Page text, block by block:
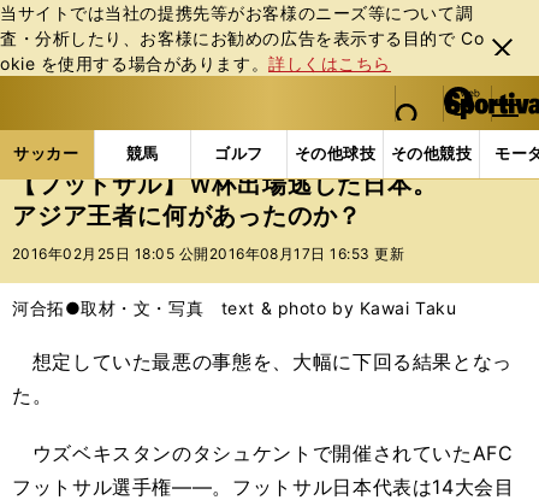
当サイトでは当社の提携先等がお客様のニーズ等について調
査・分析したり、お客様にお勧めの広告を表⽰する⽬的で Co
okie を使⽤する場合があります。詳しくはこちら
閉じ
る
web Sportiva (webスポルティーバ)
検索
マイペ
ー
ジ
メニュ
サッカー 競馬 ゴルフ その他球技 その他競技 モー
ス
ポ
ル
バ
サッカーの記事一覧 Jリーグ他 フットサル 【フ
【フットサル】Ｗ杯出場逃した日本。
アジア王者に何があったのか？
2016年02月25日 18:05 公開 2016年08月17日 16:53 更新
河合拓●取材・文・写真 text & photo by Kawai Taku
想定していた最悪の事態を、大幅に下回る結果となっ
た。
ウズベキスタンのタシュケントで開催されていたAFC
フットサル選手権――。フットサル日本代表は14大会目